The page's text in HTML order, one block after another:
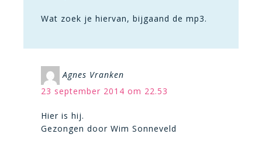
Wat zoek je hiervan, bijgaand de mp3.
Agnes Vranken
23 september 2014 om 22.53
Hier is hij.
Gezongen door Wim Sonneveld